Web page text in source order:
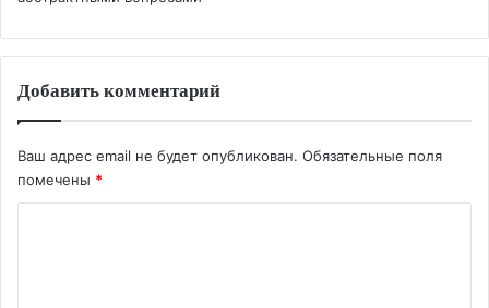
Добавить комментарий
Ваш адрес email не будет опубликован. Обязательные поля
помечены *